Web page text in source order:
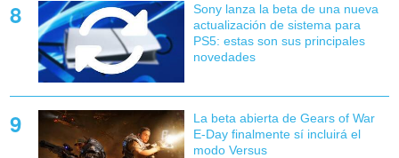
Sony lanza la beta de una nueva
actualización de sistema para
PS5: estas son sus principales
novedades
La beta abierta de Gears of War
E-Day finalmente sí incluirá el
modo Versus